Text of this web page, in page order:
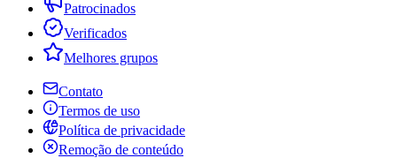
Patrocinados
Verificados
Melhores grupos
Contato
Termos de uso
Política de privacidade
Remoção de conteúdo